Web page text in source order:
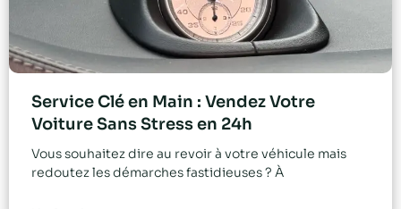
Service Clé en Main : Vendez Votre
Voiture Sans Stress en 24h
Vous souhaitez dire au revoir à votre véhicule mais
redoutez les démarches fastidieuses ? À